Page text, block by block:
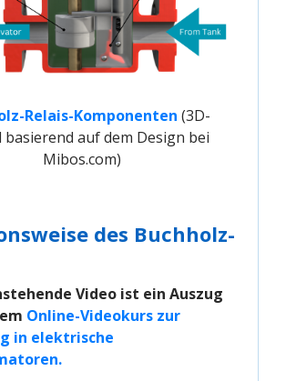
Relais-Komponenten (3D-
basierend auf dem Design bei
Mibos.com)
des Buchholz-
Video ist ein Auszug
Online-Videokurs zur
in elektrische